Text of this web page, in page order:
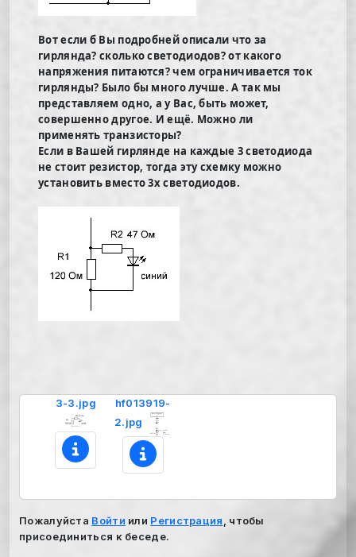
Вот если б Вы подробней описали что за
гирлянда? сколько светодиодов? от какого
напряжения питаются? чем ограничивается ток
гирлянды? Было бы много лучше. А так мы
представляем одно, а у Вас, быть может,
совершенно другое. И ещё. Можно ли
применять транзисторы?
Если в Вашей гирлянде на каждые 3 светодиода
не стоит резистор, тогда эту схемку можно
установить вместо 3х светодиодов.
3-3.jpg
hf013919-
2.jpg
Пожалуйста Войти или Регистрация
, чтобы
присоединиться к беседе.